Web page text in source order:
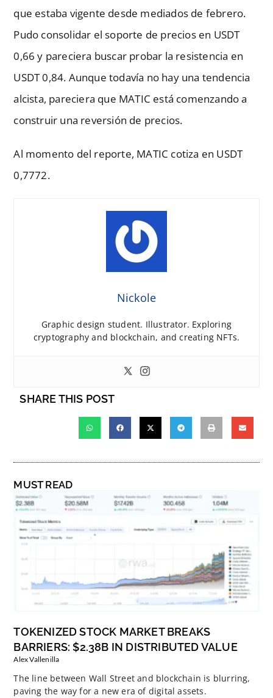
que estaba vigente desde mediados de febrero.
Pudo consolidar el soporte de precios en USDT
0,66 y pareciera buscar probar la resistencia en
USDT 0,84. Aunque todavía no hay una tendencia
alcista, pareciera que MATIC está comenzando a
construir una reversión de precios.
Al momento del reporte, MATIC cotiza en USDT
0,7772.
Nickole
Graphic design student. Illustrator. Exploring
cryptography and blockchain, and creating NFTs.
SHARE THIS POST
MUST READ
TOKENIZED STOCK MARKET BREAKS
BARRIERS: $2.38B IN DISTRIBUTED VALUE
Alex Vallenilla
The line between Wall Street and blockchain is blurring,
paving the way for a new era of digital assets.